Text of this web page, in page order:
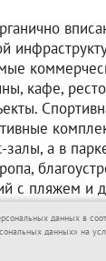
кафе,
а в
с пляжем и
школ и
данных в
данных» на